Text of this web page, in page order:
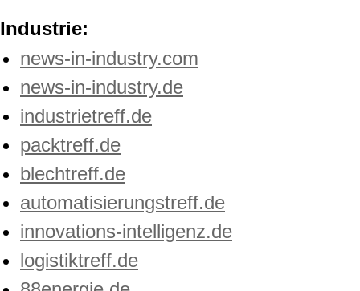
Industrie:
news-in-industry.com
news-in-industry.de
industrietreff.de
packtreff.de
blechtreff.de
automatisierungstreff.de
innovations-intelligenz.de
logistiktreff.de